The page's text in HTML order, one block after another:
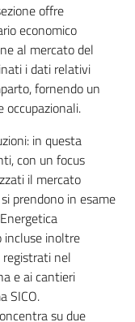
offre
economico
al mercato del
i dati relativi
fornendo un
in questa
con un focus
il mercato
prendono in esame
incluse inoltre
nel
e ai cantieri
SICO.
su due